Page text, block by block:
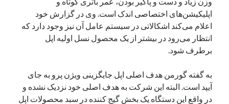
نوامبر 2024
اکتبر 2024
سپتامبر 2024
آگوست 2024
جولای 2024
می 2024
آوریل 2024
مارس 2024
اپلیکیشن‌های اختصاصی اندک است. وی در گزارش خود
اعلام می‌کند اشکالاتی در سیستم عامل آن نیز وجود دارد که
انتظار می‌رود در بیشتر از یک محصول نسل اولیه اپل
برطرف شود.
به گفته گورمن هدف اصلی اپل جایگزینی ویژن پرو به جای
آیپد است. البته این شرکت به هدف اصلی خود نزدیک نشده و
در واقع این دستگاه یک بخش گیج کننده در سبد محصولات اپل